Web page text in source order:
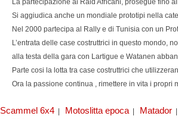
La partecipazione ai Raid Africani, prosegue fino
Si aggiudica anche un mondiale prototipi nella
Nel 2000 partecipa al Rally e di Tunisia con un
L’entrata delle case costruttrici in questo mondo,
alla testa della gara con Lartigue e Watanen
Parte cosi la lotta tra case costruttrici che
Ora la passione continua , rimettere in vita i propri
Scammel 6x4 Motoslitta epoca| Matador